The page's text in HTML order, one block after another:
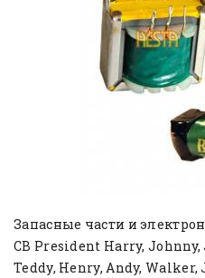
Запасные части и
CB President Harry,
Teddy, Henry, Andy,